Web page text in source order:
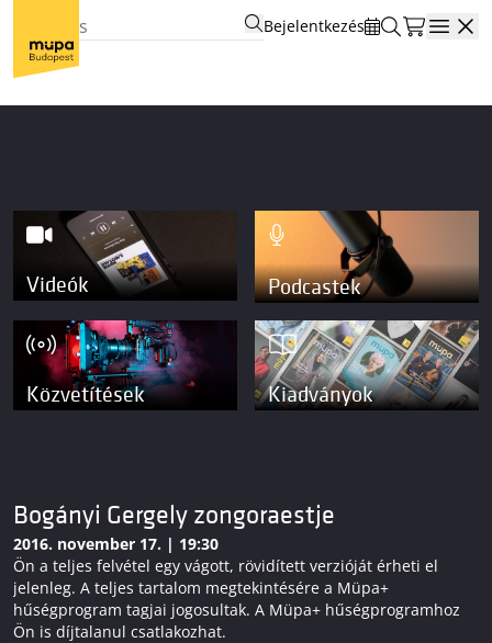
Bejelentkezés
Videók Podcastek
Közvetítések Kiadványok
Bogányi Gergely zongoraestje
2016. november 17. | 19:30
Ön a teljes felvétel egy vágott, rövidített verzióját érheti el
jelenleg. A teljes tartalom megtekintésére a Müpa+
hűségprogram tagjai jogosultak. A Müpa+ hűségprogramhoz
Ön is díjtalanul csatlakozhat.